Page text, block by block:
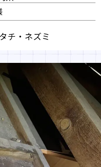
チ・ネズミ